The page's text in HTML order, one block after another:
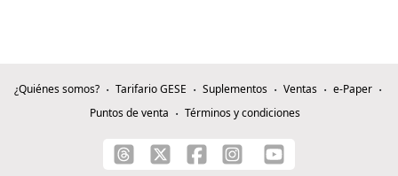
¿Quiénes somos? Tarifario GESE Suplementos Ventas
e-Paper
Puntos de venta
Términos y condiciones